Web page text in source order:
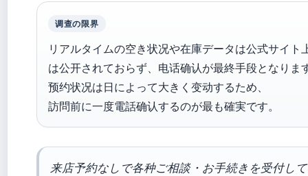
调查の限界
リアルタイムの空き状况や在庫データは公式サイト
は公开されておらず、电话确认が最終手段となりま
预约状况は日によって大きく变动するため、
訪問前に一度電話确认するのが最も確実です。
来店予約なしで各种ご相談・お手続きを受付し